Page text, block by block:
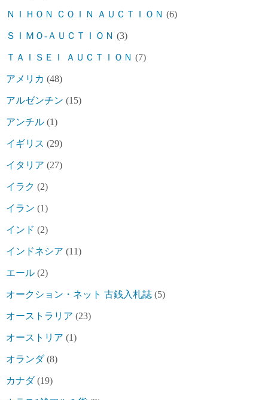
ＮＩＨＯＮ ＣＯＩＮ ＡＵＣＴＩＯＮ (6)
ＳＩＭＯ-ＡＵＣＴＩＯＮ (3)
ＴＡＩＳＥＩ ＡＵＣＴＩＯＮ (7)
アメリカ (48)
アルゼンチン (15)
アンチル (1)
イギリス (29)
イタリア (27)
イラク (2)
イラン (1)
インド (2)
インドネシア (11)
エール (2)
オークション・ネット 古銭入札誌 (5)
オーストラリア (23)
オーストリア (1)
オランダ(8)
カナダ(19)